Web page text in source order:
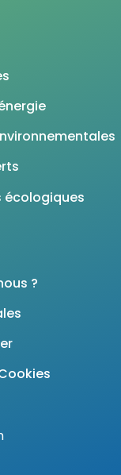
écologiques
?